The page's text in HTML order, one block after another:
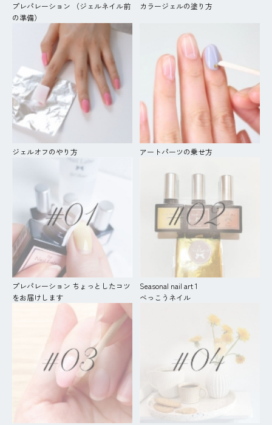
プレパレーション （ジェルネイル前
の準備）
カラージェルの塗り方
ジェルオフのやり方 アートパーツの乗せ方
プレパレーション ちょっとしたコツ
をお届けします
Seasonal nail art 1
べっこうネイル